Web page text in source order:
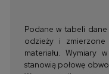
Podane w tabeli
odzieży i zmierzone
materiału. Wymiary
stanowią połowę